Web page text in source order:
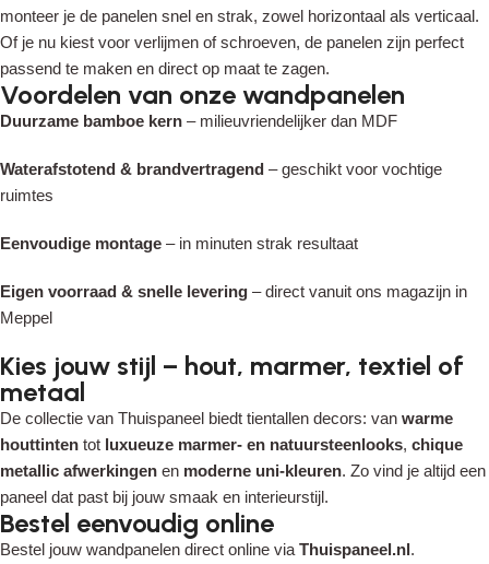
monteer je de panelen snel en strak, zowel horizontaal als verticaal.
Of je nu kiest voor verlijmen of schroeven, de panelen zijn perfect
passend te maken en direct op maat te zagen.
Voordelen van onze wandpanelen
Duurzame bamboe kern – milieuvriendelijker dan MDF
Waterafstotend & brandvertragend – geschikt voor vochtige
ruimtes
Eenvoudige montage – in minuten strak resultaat
Eigen voorraad & snelle levering – direct vanuit ons magazijn in
Meppel
Kies jouw stijl – hout, marmer, textiel of
metaal
De collectie van Thuispaneel biedt tientallen decors: van warme
houttinten tot luxueuze marmer- en natuursteenlooks, chique
metallic afwerkingen en moderne uni-kleuren. Zo vind je altijd een
paneel dat past bij jouw smaak en interieurstijl.
Bestel eenvoudig online
Bestel jouw wandpanelen direct online via Thuispaneel.nl.